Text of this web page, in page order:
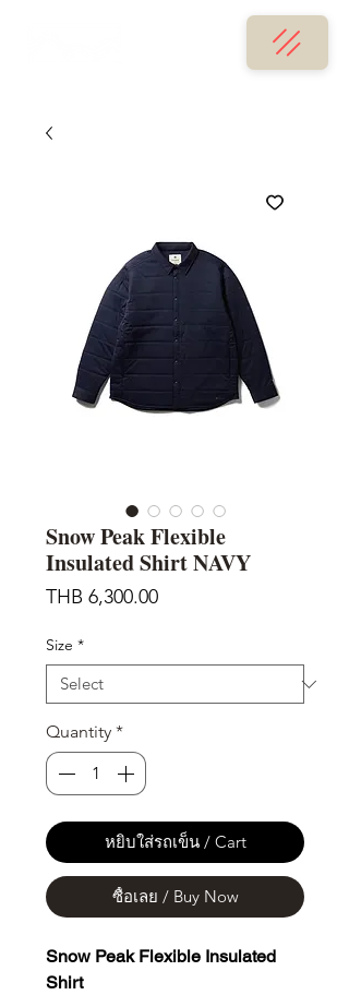
Snow Peak Flexible
Insulated Shirt NAVY
THB 6,300.00Price
Size *
Quantity *
หยิบใส่รถเข็น / Cart
ซื้อเลย / Buy Now
Snow Peak Flexible Insulated
Shirt